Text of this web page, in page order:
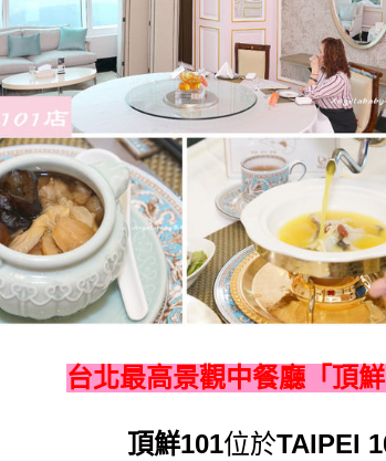
台北最高景觀中餐廳「 頂
頂鮮101位於TAIPEI